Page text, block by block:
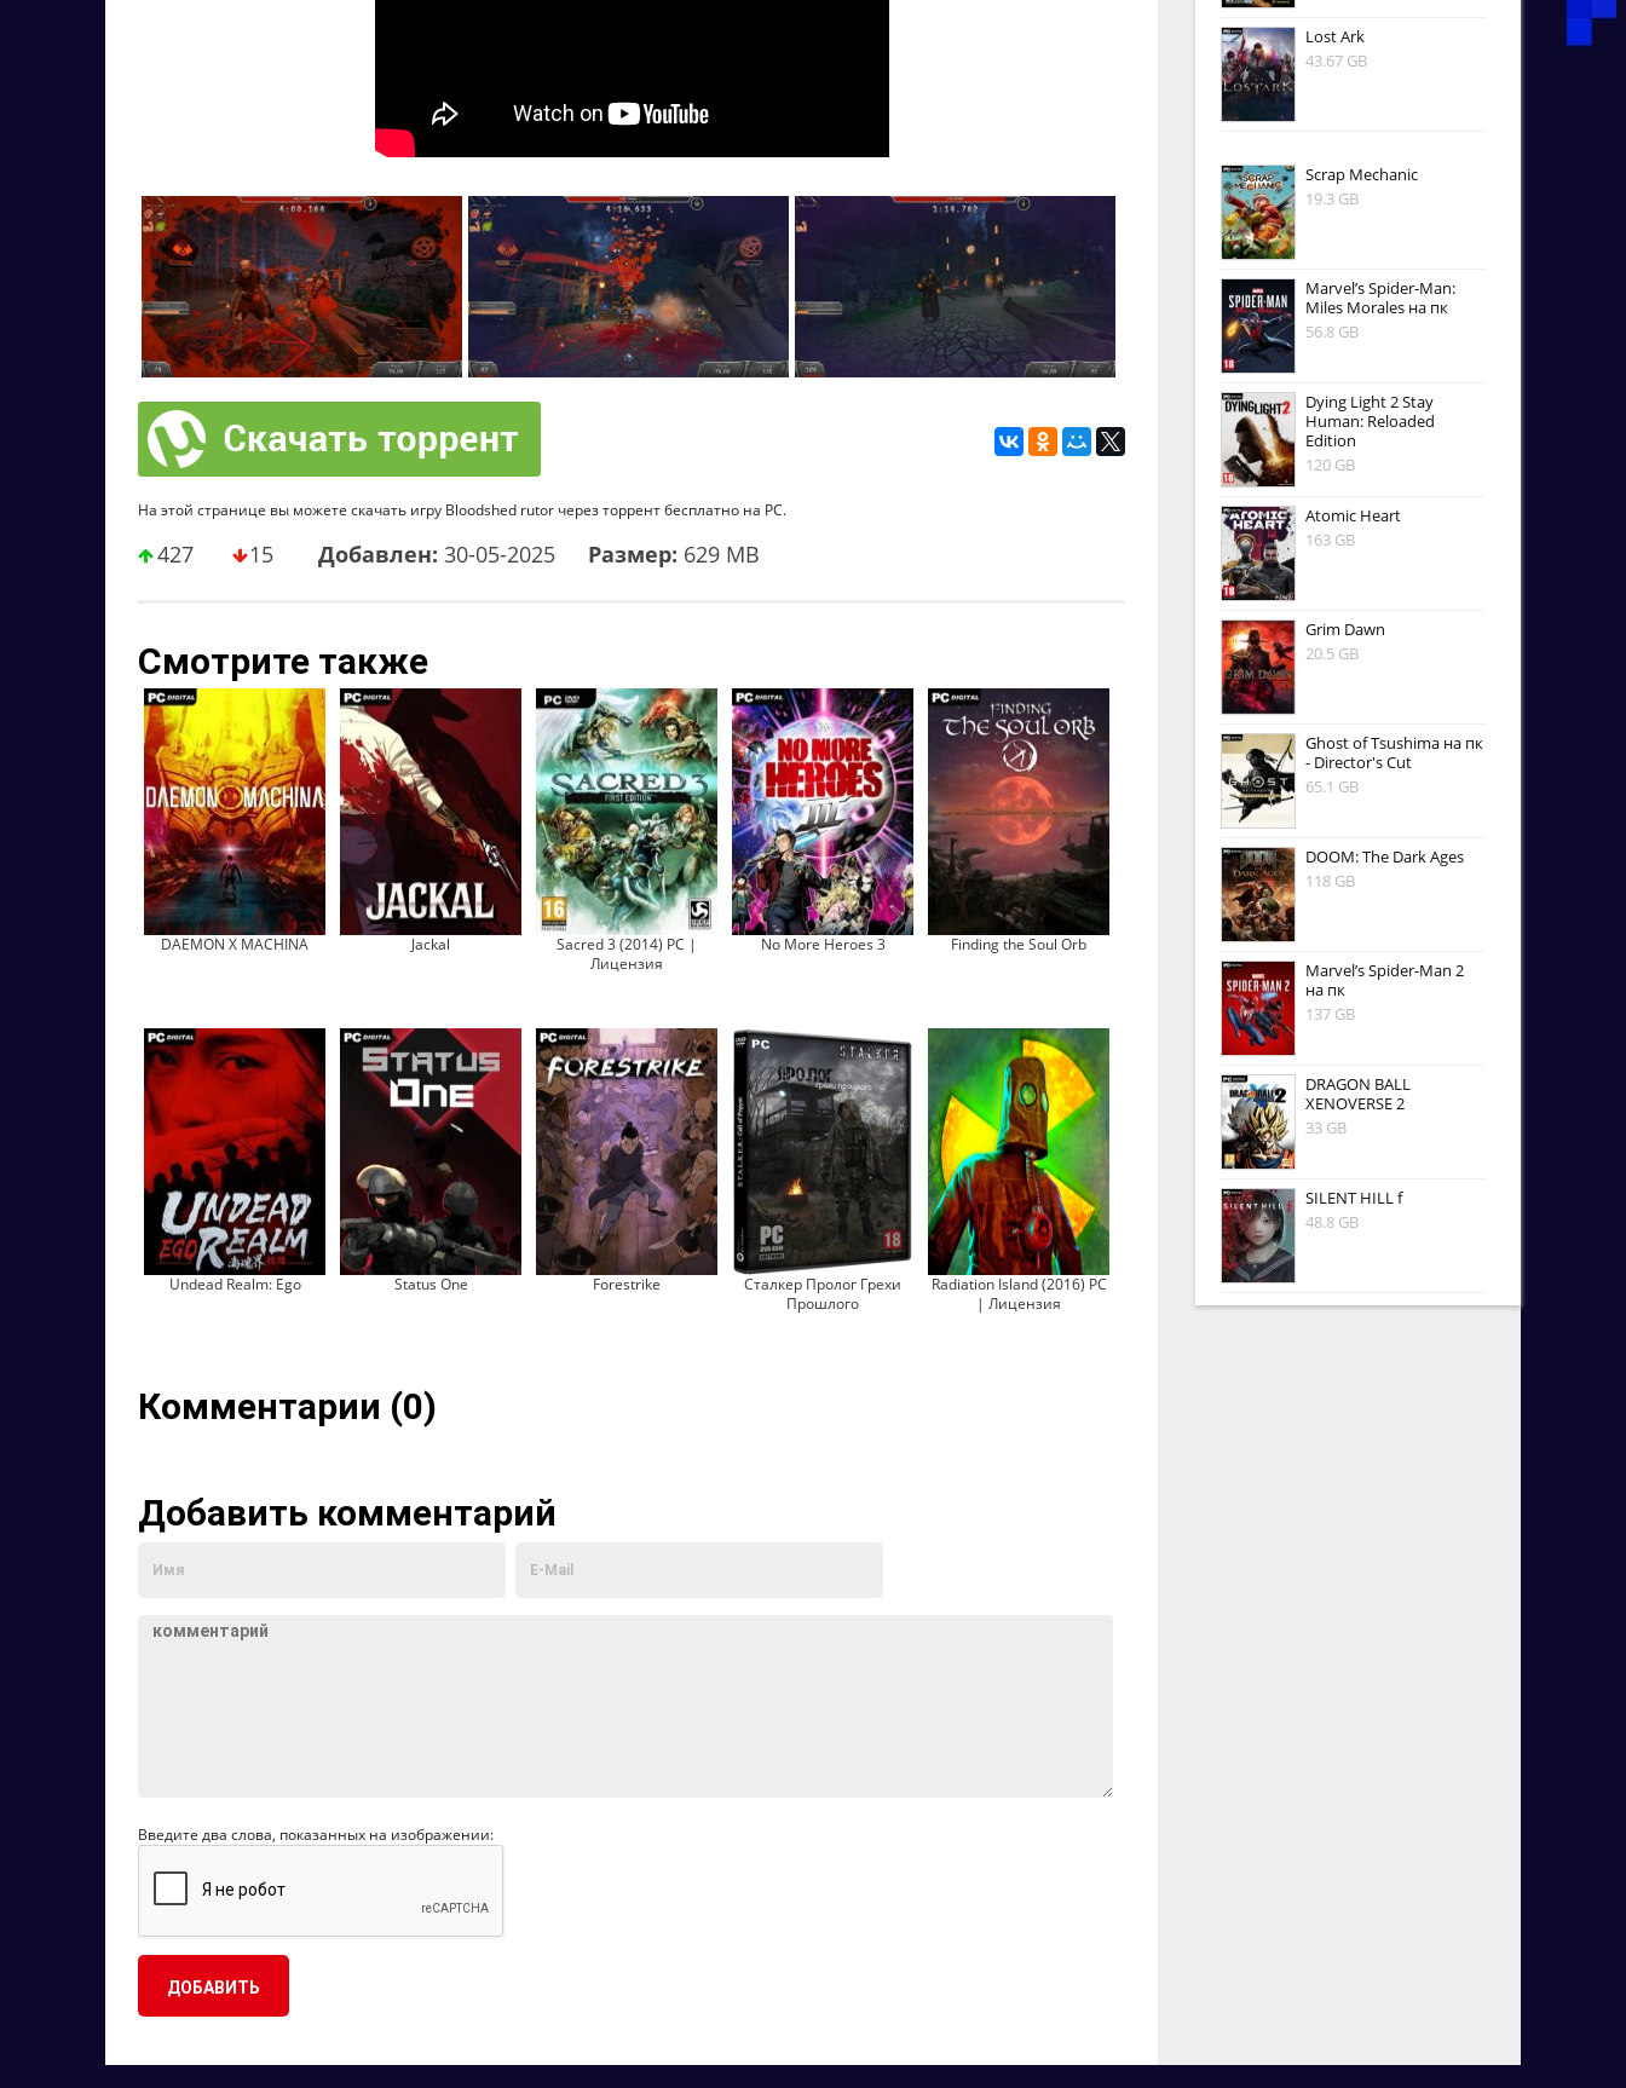
На этой странице вы можете скачать игру Bloodshed rutor через торрент бесплатно на PC.
427 15 Добавлен: 30-05-2025 Размер: 629 MB
Смотрите также
DAEMON X MACHINA Jackal
Sacred 3 (2014) PC |
Лицензия
No More Heroes 3 Finding the Soul Orb
Undead Realm: Ego Status One Forestrike
Сталкер Пролог Грехи
Прошлого
Radiation Island (2016) PC
| Лицензия
Комментарии (0)
Добавить комментарий
Введите два слова, показанных на изображении:
Lost Ark
43.67 GB
Scrap Mechanic
19.3 GB
Marvel’s Spider-Man:
Miles Morales на пк
56.8 GB
Dying Light 2 Stay
Human: Reloaded
Edition
120 GB
Atomic Heart
163 GB
Grim Dawn
20.5 GB
Ghost of Tsushima на пк
- Director's Cut
65.1 GB
DOOM: The Dark Ages
118 GB
Marvel’s Spider-Man 2
на пк
137 GB
DRAGON BALL
XENOVERSE 2
33 GB
SILENT HILL f
48.8 GB